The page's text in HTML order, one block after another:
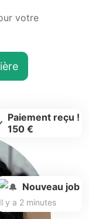
votre
Paiement reçu !
150 €
Nouveau job
Il y a 2 minutes